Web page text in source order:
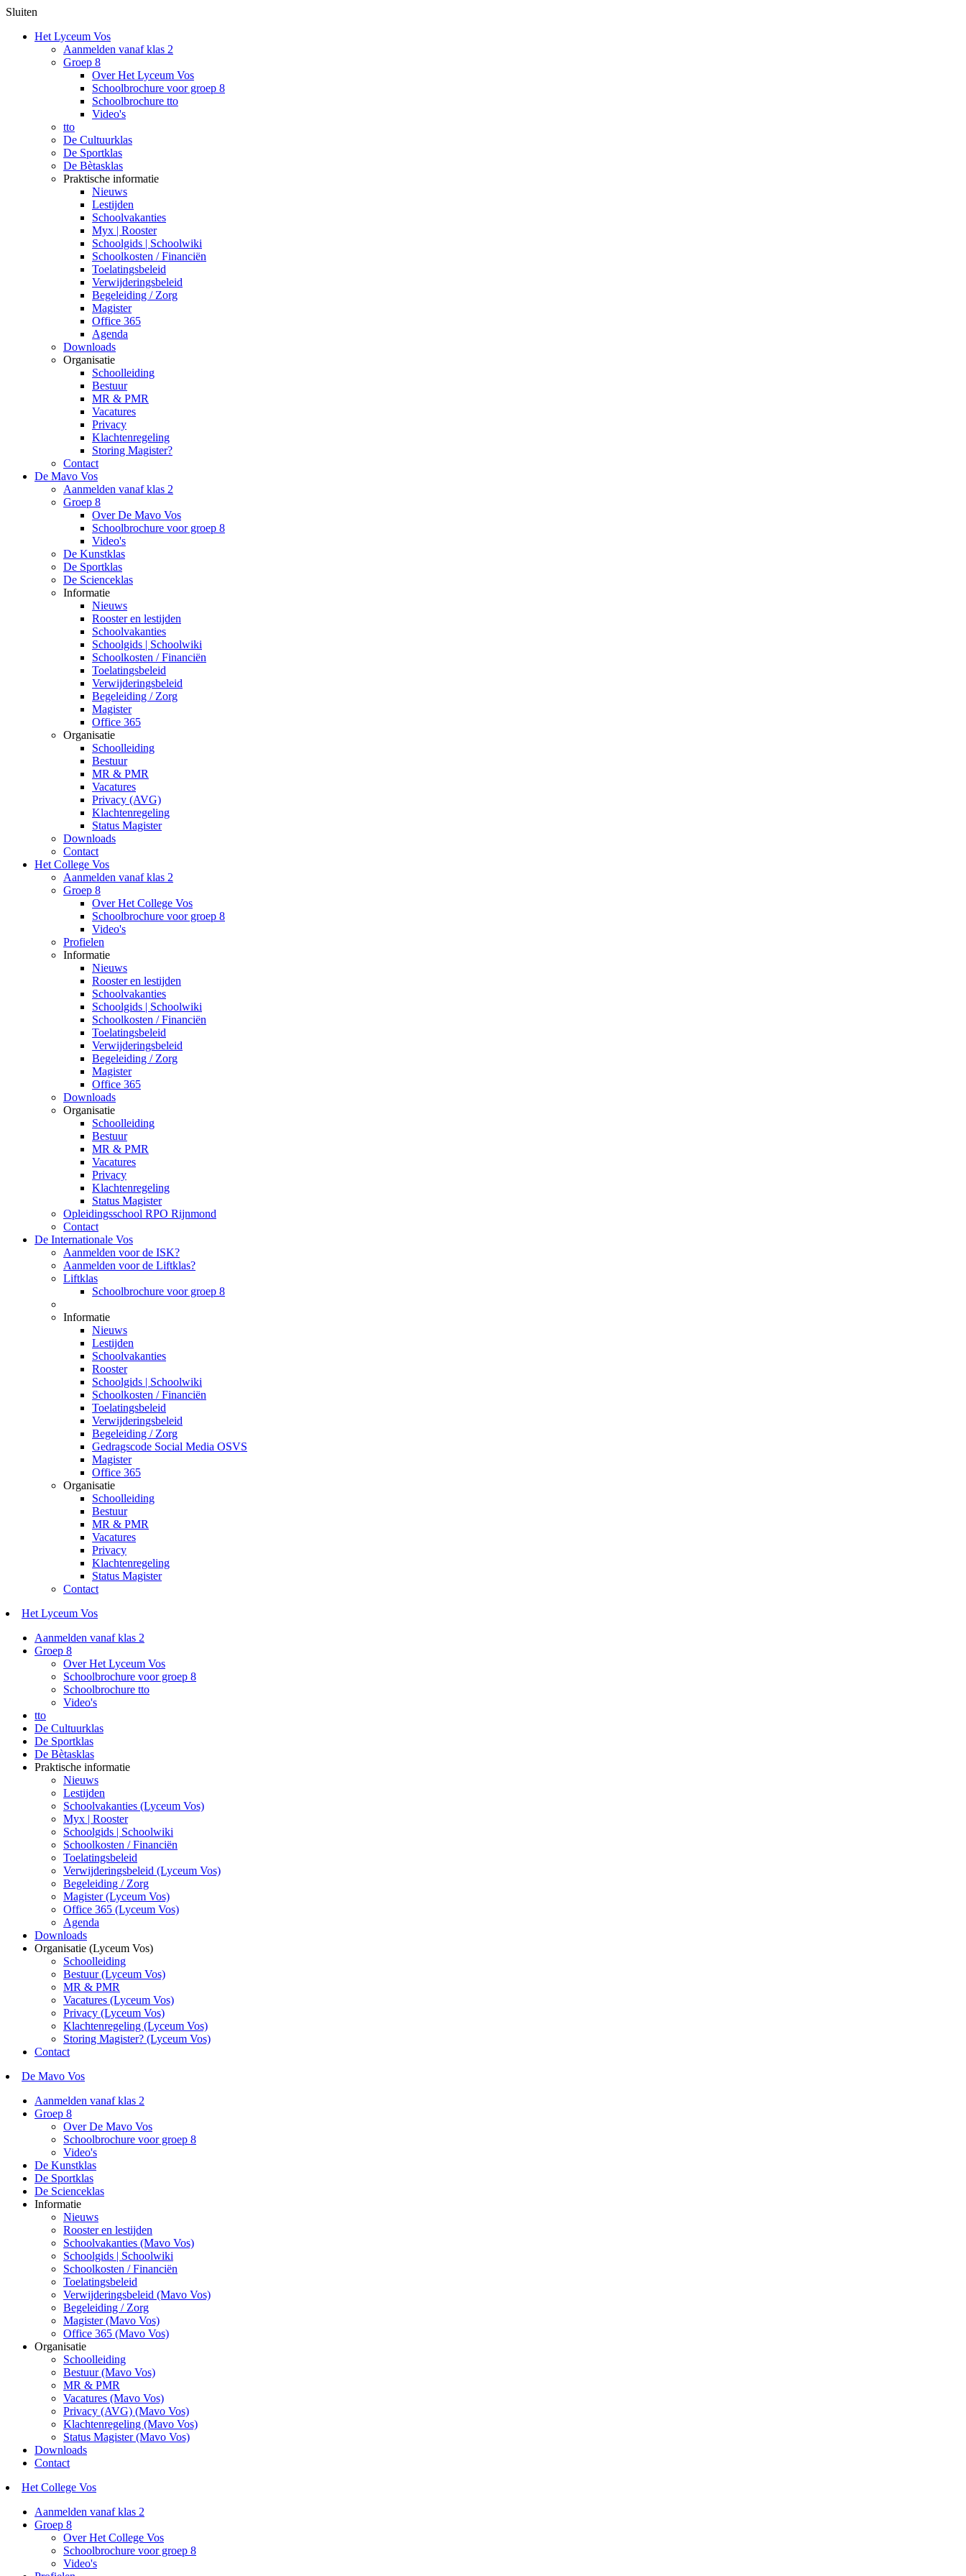
Sluiten
Het Lyceum Vos
Aanmelden vanaf klas 2
Groep 8
Over Het Lyceum Vos
Schoolbrochure voor groep 8
Schoolbrochure tto
Video's
tto
De Cultuurklas
De Sportklas
De Bètasklas
Praktische informatie
Nieuws
Lestijden
Schoolvakanties
Myx | Rooster
Schoolgids | Schoolwiki
Schoolkosten / Financiën
Toelatingsbeleid
Verwijderingsbeleid
Begeleiding / Zorg
Magister
Office 365
Agenda
Downloads
Organisatie
Schoolleiding
Bestuur
MR & PMR
Vacatures
Privacy
Klachtenregeling
Storing Magister?
Contact
De Mavo Vos
Aanmelden vanaf klas 2
Groep 8
Over De Mavo Vos
Schoolbrochure voor groep 8
Video's
De Kunstklas
De Sportklas
De Scienceklas
Informatie
Nieuws
Rooster en lestijden
Schoolvakanties
Schoolgids | Schoolwiki
Schoolkosten / Financiën
Toelatingsbeleid
Verwijderingsbeleid
Begeleiding / Zorg
Magister
Office 365
Organisatie
Schoolleiding
Bestuur
MR & PMR
Vacatures
Privacy (AVG)
Klachtenregeling
Status Magister
Downloads
Contact
Het College Vos
Aanmelden vanaf klas 2
Groep 8
Over Het College Vos
Schoolbrochure voor groep 8
Video's
Profielen
Informatie
Nieuws
Rooster en lestijden
Schoolvakanties
Schoolgids | Schoolwiki
Schoolkosten / Financiën
Toelatingsbeleid
Verwijderingsbeleid
Begeleiding / Zorg
Magister
Office 365
Downloads
Organisatie
Schoolleiding
Bestuur
MR & PMR
Vacatures
Privacy
Klachtenregeling
Status Magister
Opleidingsschool RPO Rijnmond
Contact
De Internationale Vos
Aanmelden voor de ISK?
Aanmelden voor de Liftklas?
Liftklas
Schoolbrochure voor groep 8
Informatie
Nieuws
Lestijden
Schoolvakanties
Rooster
Schoolgids | Schoolwiki
Schoolkosten / Financiën
Toelatingsbeleid
Verwijderingsbeleid
Begeleiding / Zorg
Gedragscode Social Media OSVS
Magister
Office 365
Organisatie
Schoolleiding
Bestuur
MR & PMR
Vacatures
Privacy
Klachtenregeling
Status Magister
Contact
Het Lyceum Vos
Aanmelden vanaf klas 2
Groep 8
Over Het Lyceum Vos
Schoolbrochure voor groep 8
Schoolbrochure tto
Video's
tto
De Cultuurklas
De Sportklas
De Bètasklas
Praktische informatie
Nieuws
Lestijden
Schoolvakanties (Lyceum Vos)
Myx | Rooster
Schoolgids | Schoolwiki
Schoolkosten / Financiën
Toelatingsbeleid
Verwijderingsbeleid (Lyceum Vos)
Begeleiding / Zorg
Magister (Lyceum Vos)
Office 365 (Lyceum Vos)
Agenda
Downloads
Organisatie (Lyceum Vos)
Schoolleiding
Bestuur (Lyceum Vos)
MR & PMR
Vacatures (Lyceum Vos)
Privacy (Lyceum Vos)
Klachtenregeling (Lyceum Vos)
Storing Magister? (Lyceum Vos)
Contact
De Mavo Vos
Aanmelden vanaf klas 2
Groep 8
Over De Mavo Vos
Schoolbrochure voor groep 8
Video's
De Kunstklas
De Sportklas
De Scienceklas
Informatie
Nieuws
Rooster en lestijden
Schoolvakanties (Mavo Vos)
Schoolgids | Schoolwiki
Schoolkosten / Financiën
Toelatingsbeleid
Verwijderingsbeleid (Mavo Vos)
Begeleiding / Zorg
Magister (Mavo Vos)
Office 365 (Mavo Vos)
Organisatie
Schoolleiding
Bestuur (Mavo Vos)
MR & PMR
Vacatures (Mavo Vos)
Privacy (AVG) (Mavo Vos)
Klachtenregeling (Mavo Vos)
Status Magister (Mavo Vos)
Downloads
Contact
Het College Vos
Aanmelden vanaf klas 2
Groep 8
Over Het College Vos
Schoolbrochure voor groep 8
Video's